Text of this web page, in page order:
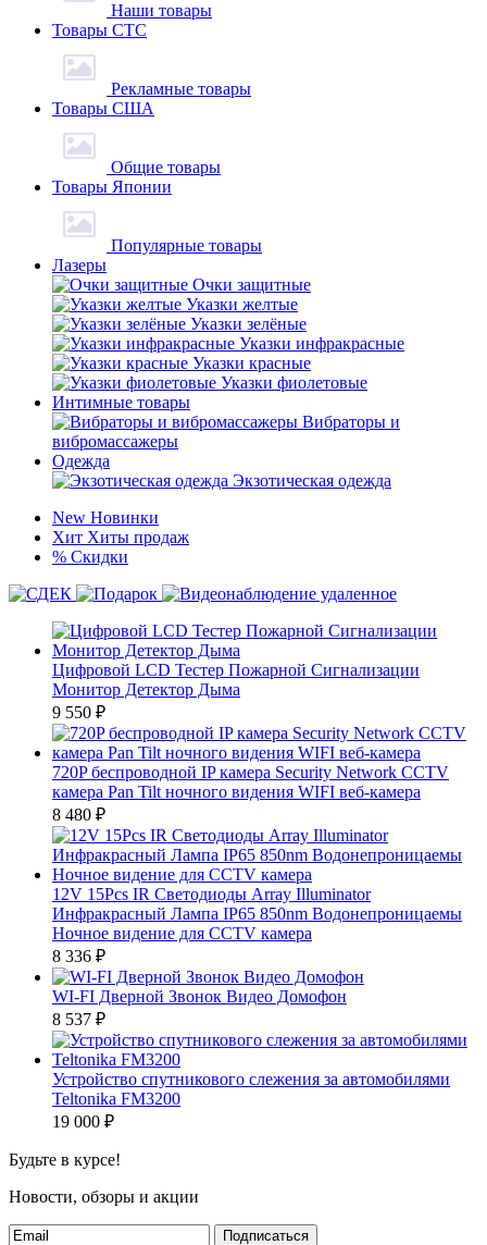
Наши товары
Товары СТС
Рекламные товары
Товары США
Общие товары
Товары Японии
Популярные товары
Лазеры
Очки защитные
Указки желтые
Указки зелёные
Указки инфракрасные
Указки красные
Указки фиолетовые
Интимные товары
Вибраторы и
вибромассажеры
Одежда
Экзотическая одежда
New Новинки
Хит Хиты продаж
% Скидки
Цифровой LCD Тестер Пожарной Сигнализации
Монитор Детектор Дыма
9 550 ₽
720P беспроводной IP камера Security Network CCTV
камера Pan Tilt ночного видения WIFI веб-камера
8 480 ₽
12V 15Pcs IR Светодиоды Array Illuminator
Инфракрасный Лампа IP65 850nm Водонепроницаемы
Ночное видение для CCTV камера
8 336 ₽
WI-FI Дверной Звонок Видео Домофон
8 537 ₽
Устройство спутникового слежения за автомобилями
Teltonika FM3200
19 000 ₽
Будьте в курсе!
Новости, обзоры и акции
Подписаться